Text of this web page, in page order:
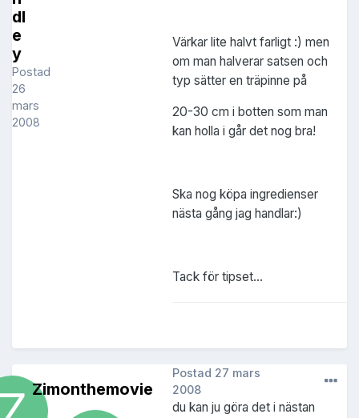
dl
e
y
Postad
26
mars
2008
Värkar lite halvt farligt :) men
om man halverar satsen och
typ sätter en träpinne på
20-30 cm i botten som man
kan holla i går det nog bra!
Ska nog köpa ingredienser
nästa gång jag handlar:)
Tack för tipset...
Zimonthemovie
Postad 27 mars
2008
du kan ju göra det i nästan